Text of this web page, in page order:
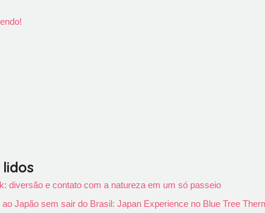
lidos
diversão e contato com a natureza em um só passeio
Japão sem sair do Brasil: Japan Experience no Blue Tree